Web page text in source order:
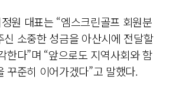
원 대표는 “엠스크린골프 회원분
신 소중한 성금을 아산시에 전달할
한다”며 “앞으로도 지역사회와 함
꾸준히 이어가겠다”고 말했다.